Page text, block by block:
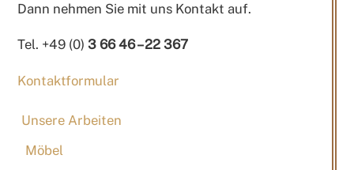
Dann nehmen Sie mit uns Kontakt auf.
Tel. +49 (0)3 66 46 – 22 367
Kontaktformular
Unsere Arbeiten
Möbel